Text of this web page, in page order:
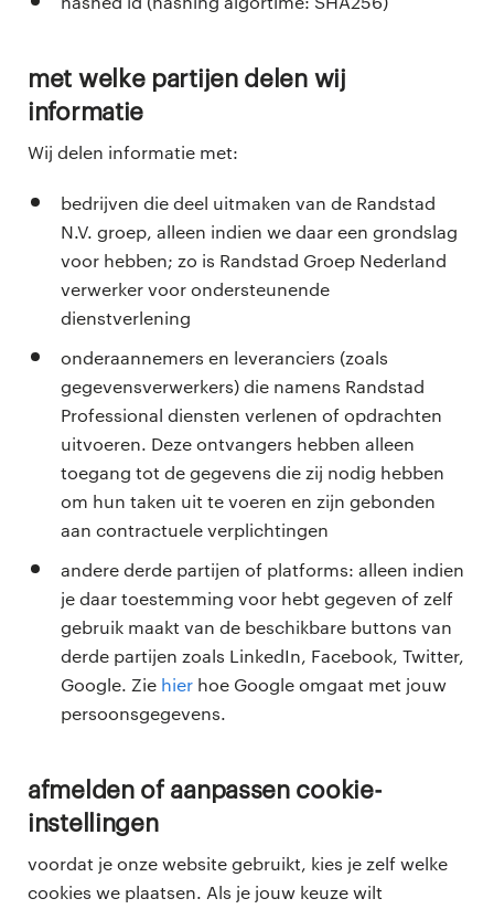
met welke partijen delen wij
informatie
Wij delen informatie met:
bedrijven die deel uitmaken van de Randstad
N.V. groep, alleen indien we daar een grondslag
voor hebben; zo is Randstad Groep Nederland
verwerker voor ondersteunende
dienstverlening
onderaannemers en leveranciers (zoals
gegevensverwerkers) die namens Randstad
Professional diensten verlenen of opdrachten
uitvoeren. Deze ontvangers hebben alleen
toegang tot de gegevens die zij nodig hebben
om hun taken uit te voeren en zijn gebonden
aan contractuele verplichtingen
andere derde partijen of platforms: alleen indien
je daar toestemming voor hebt gegeven of zelf
gebruik maakt van de beschikbare buttons van
derde partijen zoals LinkedIn, Facebook, Twitter,
Google. Zie hier hoe Google omgaat met jouw
persoonsgegevens.
afmelden of aanpassen cookie-
instellingen
voordat je onze website gebruikt, kies je zelf welke
cookies we plaatsen. Als je jouw keuze wilt